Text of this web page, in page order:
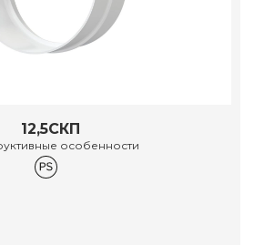
12,5СКП
особенности